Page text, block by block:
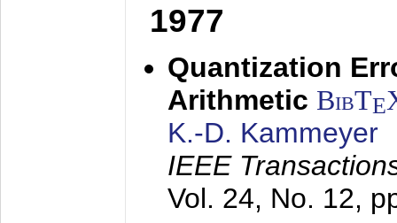
1977
Quantization
Arithmetic BibTE
K.-D. Kammeyer
IEEE
Vol. 24, No. 12,